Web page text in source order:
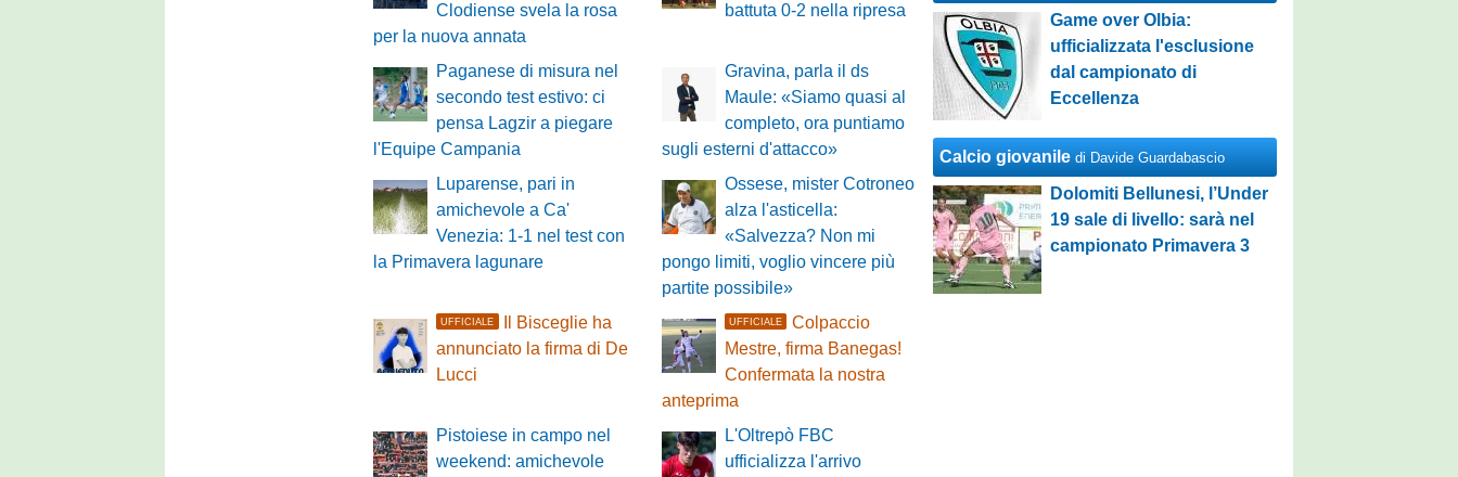
Clodiense svela la rosa
per la nuova annata
battuta 0-2 nella ripresa
Paganese di misura nel
secondo test estivo: ci
pensa Lagzir a piegare
l'Equipe Campania
Gravina, parla il ds
Maule: «Siamo quasi al
completo, ora puntiamo
sugli esterni d'attacco»
Luparense, pari in
amichevole a Ca'
Venezia: 1-1 nel test con
la Primavera lagunare
Ossese, mister Cotroneo
alza l'asticella:
«Salvezza? Non mi
pongo limiti, voglio vincere più
partite possibile»
UFFICIALE
Il Bisceglie ha
annunciato la firma di De
Lucci
UFFICIALE
Colpaccio
Mestre, firma Banegas!
Confermata la nostra
anteprima
Pistoiese in campo nel
weekend: amichevole
L'Oltrepò FBC
ufficializza l'arrivo
Game over Olbia:
ufficializzata l'esclusione
dal campionato di
Eccellenza
Calcio giovanile di Davide Guardabascio
Dolomiti Bellunesi, l’Under
19 sale di livello: sarà nel
campionato Primavera 3